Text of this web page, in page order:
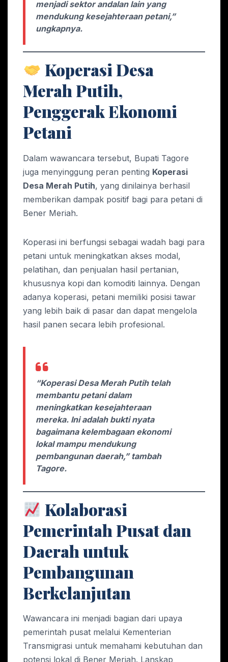
menjadi sektor andalan lain yang
mendukung kesejahteraan petani,”
ungkapnya.
Koperasi Desa
Merah Putih,
Penggerak Ekonomi
Petani
Dalam wawancara tersebut, Bupati Tagore
juga menyinggung peran penting Koperasi
Desa Merah Putih, yang dinilainya berhasil
memberikan dampak positif bagi para petani di
Bener Meriah.
Koperasi ini berfungsi sebagai wadah bagi para
petani untuk meningkatkan akses modal,
pelatihan, dan penjualan hasil pertanian,
khususnya kopi dan komoditi lainnya. Dengan
adanya koperasi, petani memiliki posisi tawar
yang lebih baik di pasar dan dapat mengelola
hasil panen secara lebih profesional.
“Koperasi Desa Merah Putih telah
membantu petani dalam
meningkatkan kesejahteraan
mereka. Ini adalah bukti nyata
bagaimana kelembagaan ekonomi
lokal mampu mendukung
pembangunan daerah,” tambah
Tagore.
Kolaborasi
Pemerintah Pusat dan
Daerah untuk
Pembangunan
Berkelanjutan
Wawancara ini menjadi bagian dari upaya
pemerintah pusat melalui Kementerian
Transmigrasi untuk memahami kebutuhan dan
potensi lokal di Bener Meriah. Lanskap